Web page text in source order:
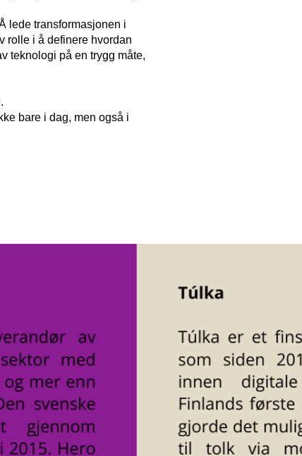
lede transformasjonen i
rolle i å definere hvordan
teknologi på en trygg måte,
bare i dag, men også i